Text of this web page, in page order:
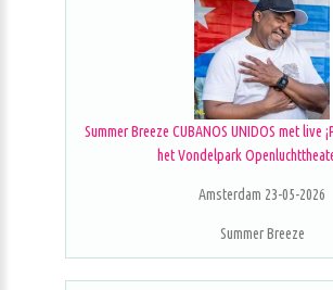
Summer Breeze CUBANOS UNIDOS met live
het Vondelpark
Amsterdam 23-05-2026
Summer Breeze